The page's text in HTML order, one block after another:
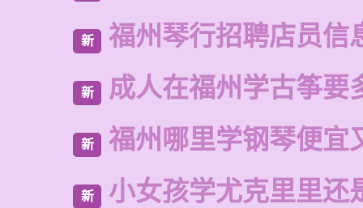
新 福州琴行招聘店员信
新 成人在福州学古筝要
新 福州哪里学钢琴便宜
新 小女孩学尤克里里还